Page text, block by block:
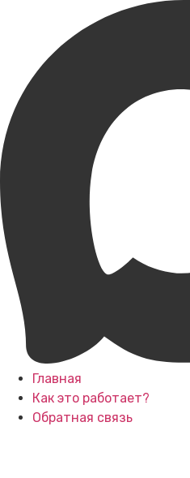
Главная
Как это работает?
Обратная связь